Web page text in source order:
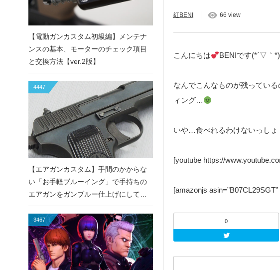
紅BENI 66 view
こんにちは BENIです(*´▽｀*)
なんでこんなものが残ってい
ィング…
いや…食べれるわけないっしょ
[youtube https://
[amazonjs
0
【電動ガンカスタム初級編】メンテナ
ンスの基本、モーターのチェック項目
と交換方法【ver.2版】
4447
【エアガンカスタム】手間のかからな
い「お手軽ブルーイング」で手持ちの
エアガンをガンブルー仕上げにしてみ
3467